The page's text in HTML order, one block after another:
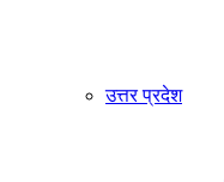
उत्तर प्रदेश